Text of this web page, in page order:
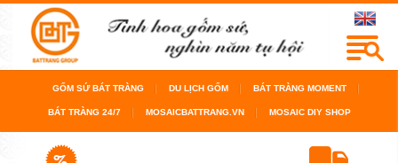
GỐM SỨ BÁT TRÀNG DU LỊCH GỐM BÁT TRÀNG MOMENT
BÁT TRÀNG 24/7 MOSAICBATTRANG.VN MOSAIC DIY SHOP